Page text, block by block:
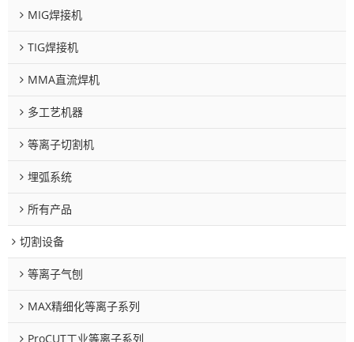
MIG焊接机
TIG焊接机
MMA直流焊机
多工艺机器
等离子切割机
埋弧系统
所有产品
切割设备
等离子气刨
MAX精细化等离子系列
ProCUT工业等离子系列